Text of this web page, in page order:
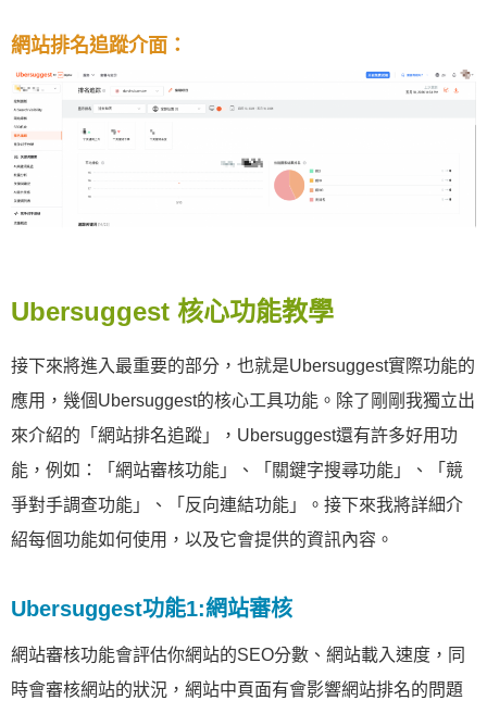
網站排名追蹤介面：
Ubersuggest 核心功能教學
接下來將進入最重要的部分，也就是Ubersuggest實際功能的
應用，幾個Ubersuggest的核心工具功能。除了剛剛我獨立出
來介紹的「網站排名追蹤」，Ubersuggest還有許多好用功
能，例如：「網站審核功能」、「關鍵字搜尋功能」、「競
爭對手調查功能」、「反向連結功能」。接下來我將詳細介
紹每個功能如何使用，以及它會提供的資訊內容。
Ubersuggest功能1:網站審核
網站審核功能會評估你網站的SEO分數、網站載入速度，同
時會審核網站的狀況，網站中頁面有會影響網站排名的問題